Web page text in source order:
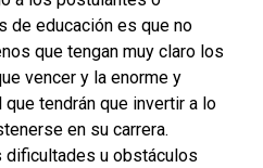
de educación es que no
que tengan muy claro los
vencer y la enorme y
tendrán que invertir a lo
en su carrera.
dificultades u obstáculos